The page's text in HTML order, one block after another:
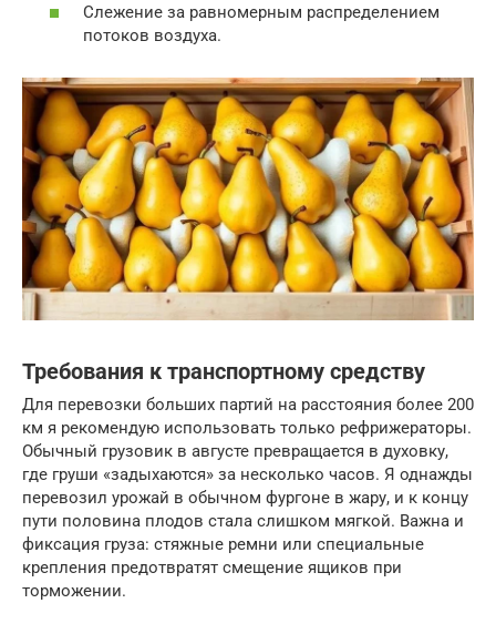
Слежение за равномерным распределением
потоков воздуха.
Требования к транспортному средству
Для перевозки больших партий на расстояния более 200
км я рекомендую использовать только рефрижераторы.
Обычный грузовик в августе превращается в духовку,
где груши «задыхаются» за несколько часов. Я однажды
перевозил урожай в обычном фургоне в жару, и к концу
пути половина плодов стала слишком мягкой. Важна и
фиксация груза: стяжные ремни или специальные
крепления предотвратят смещение ящиков при
торможении.